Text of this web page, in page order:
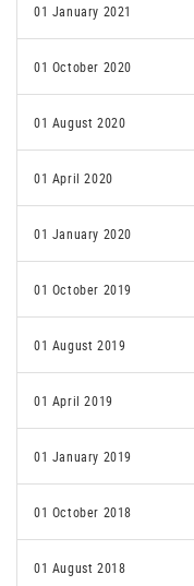
01 January 2021
01 October 2020
01 August 2020
01 April 2020
01 January 2020
01 October 2019
01 August 2019
01 April 2019
01 January 2019
01 October 2018
01 August 2018